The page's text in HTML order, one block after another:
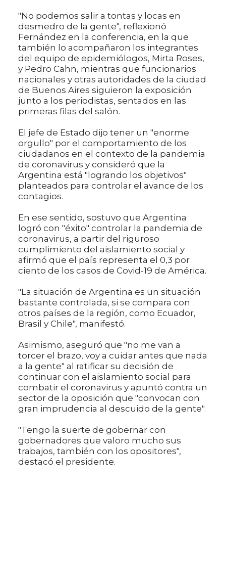
"No podemos salir a tontas y locas en
desmedro de la gente", reflexionó
Fernández en la conferencia, en la que
también lo acompañaron los integrantes
del equipo de epidemiólogos, Mirta Roses,
y Pedro Cahn, mientras que funcionarios
nacionales y otras autoridades de la ciudad
de Buenos Aires siguieron la exposición
junto a los periodistas, sentados en las
primeras filas del salón.
El jefe de Estado dijo tener un "enorme
orgullo" por el comportamiento de los
ciudadanos en el contexto de la pandemia
de coronavirus y consideró que la
Argentina está "logrando los objetivos"
planteados para controlar el avance de los
contagios.
En ese sentido, sostuvo que Argentina
logró con "éxito" controlar la pandemia de
coronavirus, a partir del riguroso
cumplimiento del aislamiento social y
afirmó que el país representa el 0,3 por
ciento de los casos de Covid-19 de América.
"La situación de Argentina es un situación
bastante controlada, si se compara con
otros países de la región, como Ecuador,
Brasil y Chile", manifestó.
Asimismo, aseguró que "no me van a
torcer el brazo, voy a cuidar antes que nada
a la gente" al ratificar su decisión de
continuar con el aislamiento social para
combatir el coronavirus y apuntó contra un
sector de la oposición que "convocan con
gran imprudencia al descuido de la gente".
"Tengo la suerte de gobernar con
gobernadores que valoro mucho sus
trabajos, también con los opositores",
destacó el presidente.